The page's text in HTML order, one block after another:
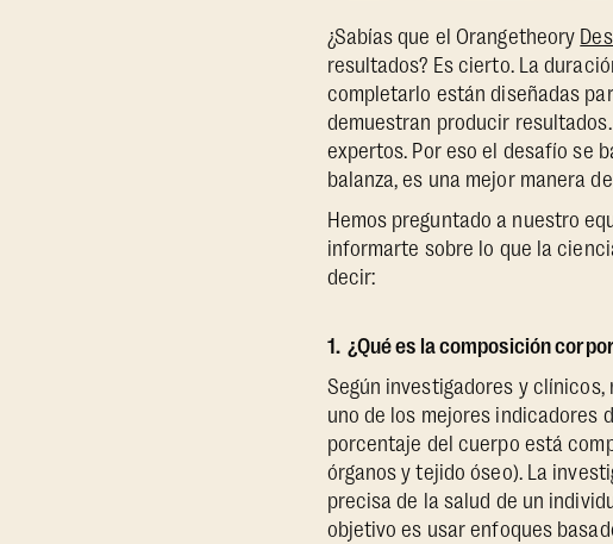
¿Sabías que el Orangetheory
resultados? Es cierto. La
completarlo están diseñadas
demuestran producir
expertos. Por eso el desafío se
balanza, es una mejor manera
Hemos preguntado a nuestro
informarte sobre lo que la
decir:
1. ¿Qué es la composición
Según investigadores y
uno de los mejores indicadores
porcentaje del cuerpo está
órganos y tejido óseo). La
precisa de la salud de un
objetivo es usar enfoques